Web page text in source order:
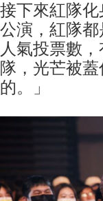
接下來紅隊
公演，紅隊
人氣投票數
隊，光芒被
的。」